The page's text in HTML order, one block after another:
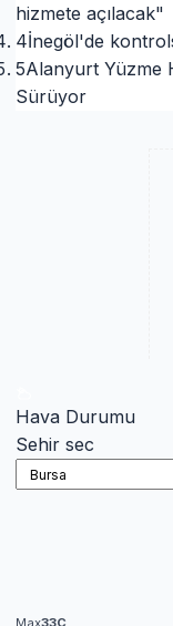
hizmete açılacak"
4İnegöl'de
5Alanyurt Yüzme
Sürüyor
Hava Durumu
Sehir sec